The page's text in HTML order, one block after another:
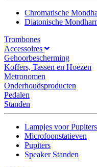
Chromatische
Diatonische
Trombones
Accessoires
Gehoorbescherming
Koffers, Tassen en Hoezen
Metronomen
Onderhoudsproducten
Pedalen
Standen
Lampjes voor Pupiters
Microfoonstatieven
Pupiters
Speaker Standen